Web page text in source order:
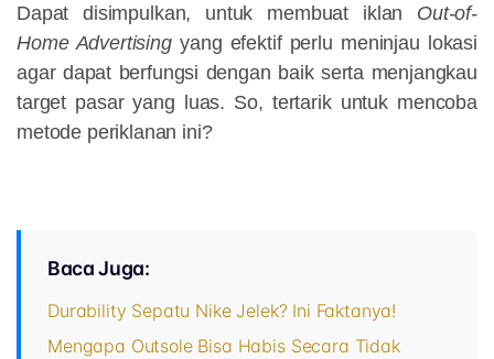
Dapat disimpulkan, untuk membuat iklan Out-of-
Home Advertisingyang efektif perlu meninjau lokasi
agar dapat berfungsi dengan baik serta menjangkau
target pasar yang luas. So, tertarik untuk mencoba
metode periklanan ini?
Baca Juga:
Durability Sepatu Nike Jelek? Ini Faktanya!
Mengapa Outsole Bisa Habis Secara Tidak